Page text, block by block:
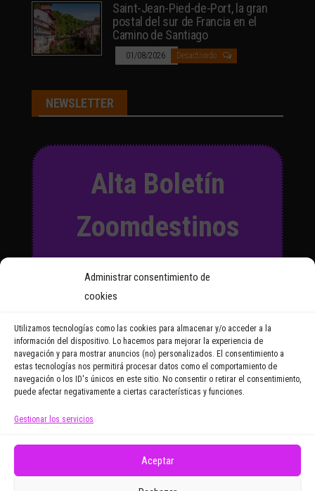
Administrar consentimiento de
cookies
Utilizamos tecnologías como las cookies para almacenar y/o acceder a la
información del dispositivo. Lo hacemos para mejorar la experiencia de
navegación y para mostrar anuncios (no) personalizados. El consentimiento a
estas tecnologías nos permitirá procesar datos como el comportamiento de
navegación o los ID's únicos en este sitio. No consentir o retirar el consentimiento,
puede afectar negativamente a ciertas características y funciones.
Gestionar los servicios
Aceptar
Saint-Jean-Pied-de-Port, la gran
postal del sur de Francia en el
Camino de Santiago
01/08/2026 Desactivado
NEWSLETTER
Alta Boletín
Zoomdestinos
y recibirás regularmente las
noticias y reportajes que
Email Address
electrónicos promocionales de Zoomdestinos.es